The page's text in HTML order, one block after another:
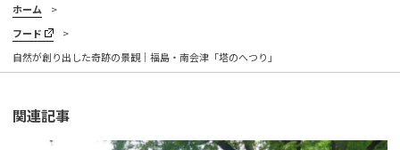
ホーム
フード
自然が創り出した奇跡の景観｜福島・南会津「塔のへつり」
関連記事